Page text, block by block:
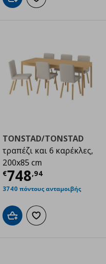
€ 519,00
TONSTAD/TONSTAD
τραπέζι και 6 καρέκλες,
200x85 cm
€748,94
Τρέχουσα
3740 πόντους ανταμοιβής
Προσθήκη στο καλάθι
Προσθήκη στα